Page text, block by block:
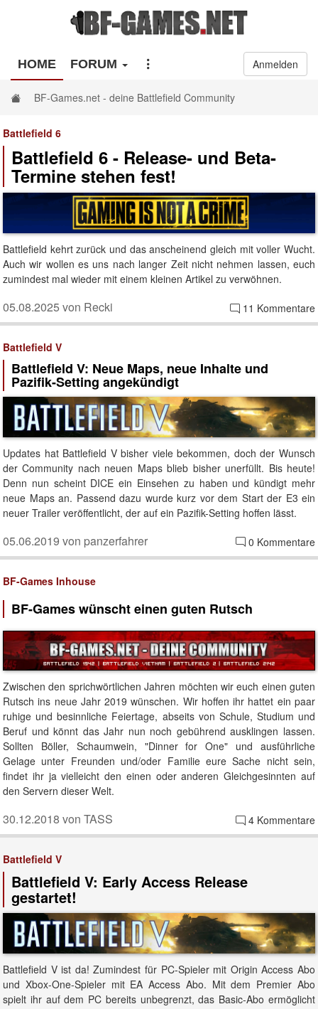
HOME FORUM Anmelden
BF-Games.net - deine Battlefield Community
Battlefield 6
Battlefield 6 - Release- und Beta-
Termine stehen fest!
Battlefield kehrt zurück und das anscheinend gleich mit voller Wucht.
Auch wir wollen es uns nach langer Zeit nicht nehmen lassen, euch
zumindest mal wieder mit einem kleinen Artikel zu verwöhnen.
11 Kommentare
05.08.2025 von Recki
Battlefield V
Battlefield V: Neue Maps, neue Inhalte und
Pazifik-Setting angekündigt
Updates hat Battlefield V bisher viele bekommen, doch der Wunsch
der Community nach neuen Maps blieb bisher unerfüllt. Bis heute!
Denn nun scheint DICE ein Einsehen zu haben und kündigt mehr
neue Maps an. Passend dazu wurde kurz vor dem Start der E3 ein
neuer Trailer veröffentlicht, der auf ein Pazifik-Setting hoffen lässt.
0 Kommentare
05.06.2019 von panzerfahrer
BF-Games Inhouse
BF-Games wünscht einen guten Rutsch
Zwischen den sprichwörtlichen Jahren möchten wir euch einen guten
Rutsch ins neue Jahr 2019 wünschen. Wir hoffen ihr hattet ein paar
ruhige und besinnliche Feiertage, abseits von Schule, Studium und
Beruf und könnt das Jahr nun noch gebührend ausklingen lassen.
Sollten Böller, Schaumwein, "Dinner for One" und ausführliche
Gelage unter Freunden und/oder Familie eure Sache nicht sein,
findet ihr ja vielleicht den einen oder anderen Gleichgesinnten auf
den Servern dieser Welt.
4 Kommentare
30.12.2018 von TASS
Battlefield V
Battlefield V: Early Access Release
gestartet!
Battlefield V ist da! Zumindest für PC-Spieler mit Origin Access Abo
und Xbox-One-Spieler mit EA Access Abo. Mit dem Premier Abo
spielt ihr auf dem PC bereits unbegrenzt, das Basic-Abo ermöglicht